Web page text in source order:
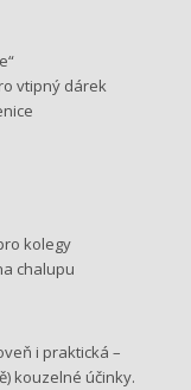
vtipný dárek
kolegy
chalupu
i praktická –
kouzelné účinky.